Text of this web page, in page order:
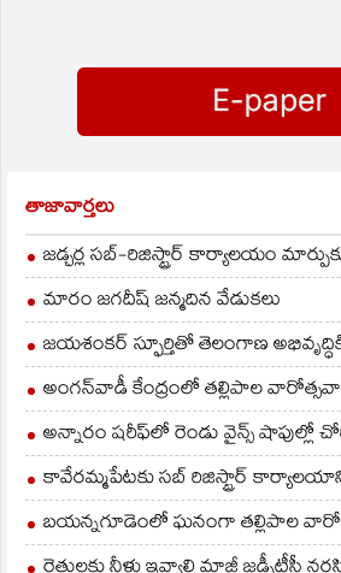
తాజావార్తలు
జడ్చర్ల సబ్-రిజిస్ట్రార్ కార్యాలయం
మారం జగదీష్ జన్మదిన వేడుకలు
జయశంకర్ స్ఫూర్తితో తెలంగాణ
అంగన్‌వాడీ కేంద్రంలో తల్లిపాల
అన్నారం షరీఫ్‌లో రెండు వైన్స్ షాపుల్లో
కావేరమ్మపేటకు సబ్ రిజిస్ట్రార్
బయన్నగూడెంలో ఘనంగా తల్లిపాల